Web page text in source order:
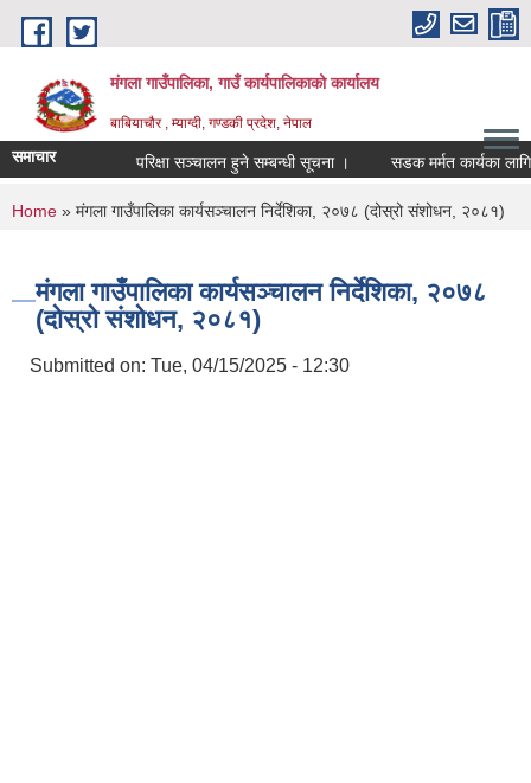
Skip to main content
मंगला गाउँपालिका, गाउँ कार्यपालिकाको कार्यालय
बाबियाचौर , म्याग्दी, गण्डकी प्रदेश, नेपाल
समाचार परिक्षा सञ्चालन हुने सम्बन्धी सूचना । सडक मर्मत कार्यका
You are here
Home » मंगला गाउँपालिका कार्यसञ्चालन निर्देशिका, २०७८ (दोस्रो संशोधन, २०८१)
मंगला गाउँपालिका कार्यसञ्चालन निर्देशिका, २०७८
(दोस्रो संशोधन, २०८१)
Submitted on: Tue, 04/15/2025 - 12:30